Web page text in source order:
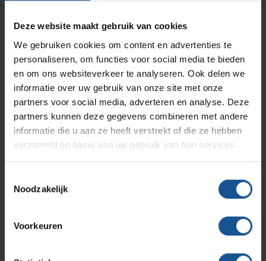
Deze website maakt gebruik van cookies
We gebruiken cookies om content en advertenties te
personaliseren, om functies voor social media te bieden
en om ons websiteverkeer te analyseren. Ook delen we
informatie over uw gebruik van onze site met onze
partners voor social media, adverteren en analyse. Deze
partners kunnen deze gegevens combineren met andere
informatie die u aan ze heeft verstrekt of die ze hebben
verzameld op basis van uw gebruik van hun services.
Noodzakelijk
Voorkeuren
opslag. De productie van maatwerk is in eigen beheer. VE-
Systems speelt zowel op standaard als specifieke
maatwerk vraagstukken snel en flexibel in op
klantspecificaties en komt daarmee tot creatieve en
efficiënte oplossingen.
Het productassortiment van VE-Systems is overzichtelijk
gerangschikt en door de handige filters vindt u snel het
juiste product binnen ons uitgebreide assortiment. Direct al
behoefte aan contact met een medewerker die kennis heeft
van uw branche? Neem dancontactmet ons op.
Offerte
Branches
Solutions
RVS Werkplekinrichting
Productlijnen
Medische afvalverpakkingen
Infectiepreventie en hygiëne
Assortiment
Onze merken
Hammerlit
Septodry
Metro
Zarges
Contact
Ons team
Klantcases
Vacatures